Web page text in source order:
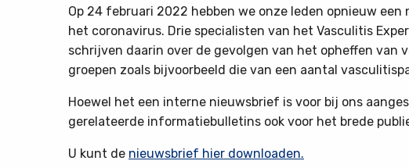
Op 24 februari 2022 hebben we onze leden opnieuw
het coronavirus. Drie specialisten van het Vasculitis
schrijven daarin over de gevolgen van het opheffen van
groepen zoals bijvoorbeeld die van een aantal
Hoewel het een interne nieuwsbrief is voor bij ons
gerelateerde informatiebulletins ook voor het brede
U kunt de nieuwsbrief hier downloaden.